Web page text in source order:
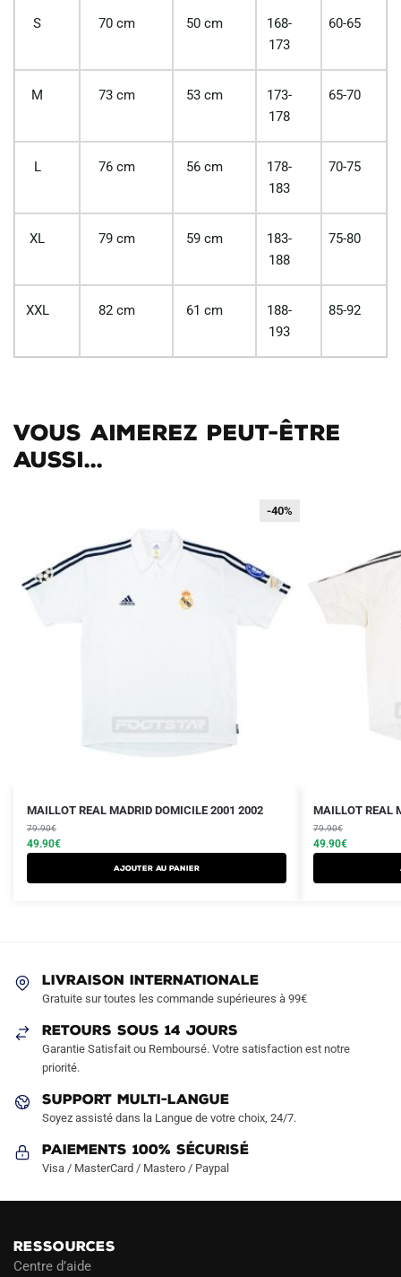
S 70 cm 50 cm
168-
173
60-65
M 73 cm 53 cm
173-
178
65-70
L 76 cm 56 cm
178-
183
70-75
XL 79 cm 59 cm
183-
188
75-80
XXL 82 cm 61 cm
188-
193
85-92
Vous aimerez peut-être
aussi...
-40%
-40%
MAILLOT REAL MADRID DOMICILE 2001 2002
79.90€
Le
prix
initial
était :
49.90€
Le
prix
actuel
est :
AJOUTER AU PANIER
Ce
produit
a
être
choisies
sur
page
produit
MAILLOT REAL
79.90€
Le
prix
initial
était :
49.90€
Le
prix
actuel
est :
Ce
produit
a
la
LIVRAISON INTERNATIONALE
Gratuite sur toutes les commande supérieures à 99€
RETOURS SOUS 14 JOURS
Garantie Satisfait ou Remboursé. Votre satisfaction est notre
priorité.
SUPPORT MULTI-LANGUE
Soyez assisté dans la Langue de votre choix, 24/7.
Paiements 100% Sécurisé
Visa / MasterCard / Mastero / Paypal
RESSOURCES
Centre d’aide